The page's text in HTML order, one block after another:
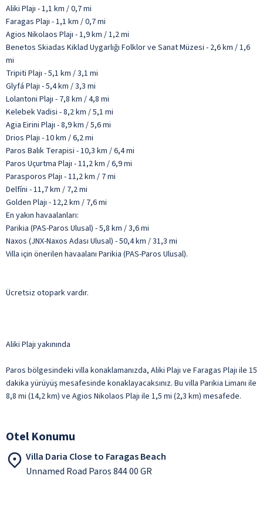
Aliki Plajı - 1,1 km / 0,7 mi
Faragas Plajı - 1,1 km / 0,7 mi
Agios Nikolaos Plajı - 1,9 km / 1,2 mi
Benetos Skiadas Kiklad Uygarlığı Folklor ve Sanat Müzesi - 2,6 km / 1,6
mi
Tripiti Plajı - 5,1 km / 3,1 mi
Glyfá Plajı - 5,4 km / 3,3 mi
Lolantoni Plajı - 7,8 km / 4,8 mi
Kelebek Vadisi - 8,2 km / 5,1 mi
Agia Eirini Plajı - 8,9 km / 5,6 mi
Drios Plajı - 10 km / 6,2 mi
Paros Balık Terapisi - 10,3 km / 6,4 mi
Paros Uçurtma Plajı - 11,2 km / 6,9 mi
Parasporos Plajı - 11,2 km / 7 mi
Delfíni - 11,7 km / 7,2 mi
Golden Plajı - 12,2 km / 7,6 mi
En yakın havaalanları:
Parikia (PAS-Paros Ulusal) - 5,8 km / 3,6 mi
Naxos (JNX-Naxos Adası Ulusal) - 50,4 km / 31,3 mi
Villa için önerilen havaalanı Parikia (PAS-Paros Ulusal).
Ücretsiz otopark vardır.
Aliki Plajı yakınında
Paros bölgesindeki villa konaklamanızda, Aliki Plajı ve Faragas Plajı ile 15
dakika yürüyüş mesafesinde konaklayacaksınız. Bu villa Parikia Limanı ile
8,8 mi (14,2 km) ve Agios Nikolaos Plajı ile 1,5 mi (2,3 km) mesafede.
Otel Konumu
Villa Daria Close to Faragas Beach
Unnamed Road Paros 844 00 GR